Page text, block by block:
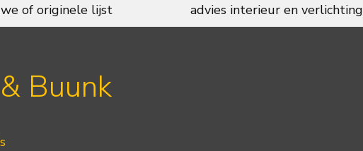
of originele lijst advies interieur en verlichting
Buunk